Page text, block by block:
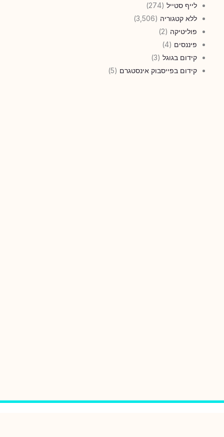
לייף סטייל (274)
ללא קטגוריה (3,506)
פוליטיקה (2)
פיננסים (4)
קידום בגוגל (3)
קידום בפייסבוק אינסטגרם (5)